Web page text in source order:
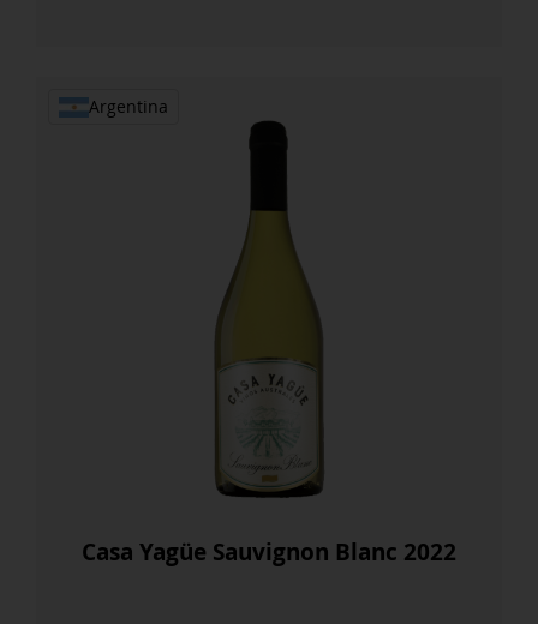
Argentina
Casa Yagüe Sauvignon Blanc 2022